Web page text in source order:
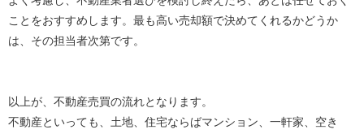
ことをおすすめします。最も高い売却額で決めてくれるかどうか
は、その担当者次第です。
以上が、不動産売買の流れとなります。
不動産といっても、土地、住宅ならばマンション、一軒家、空き